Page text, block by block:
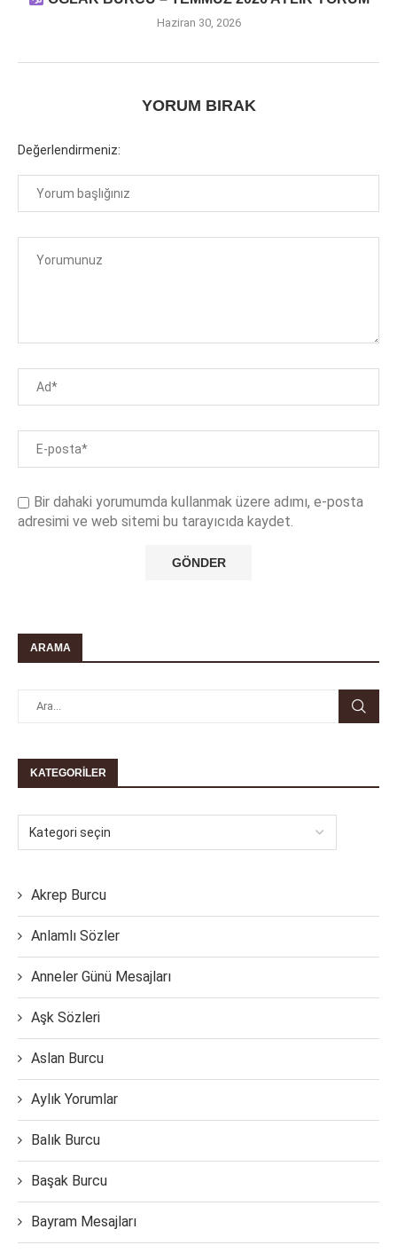
Haziran 30, 2026
YORUM BIRAK
Değerlendirmeniz:
Bir dahaki yorumumda kullanmak üzere adımı, e-posta
adresimi ve web sitemi bu tarayıcıda kaydet.
ARAMA
KATEGORILER
Akrep Burcu
Anlamlı Sözler
Anneler Günü Mesajları
Aşk Sözleri
Aslan Burcu
Aylık Yorumlar
Balık Burcu
Başak Burcu
Bayram Mesajları